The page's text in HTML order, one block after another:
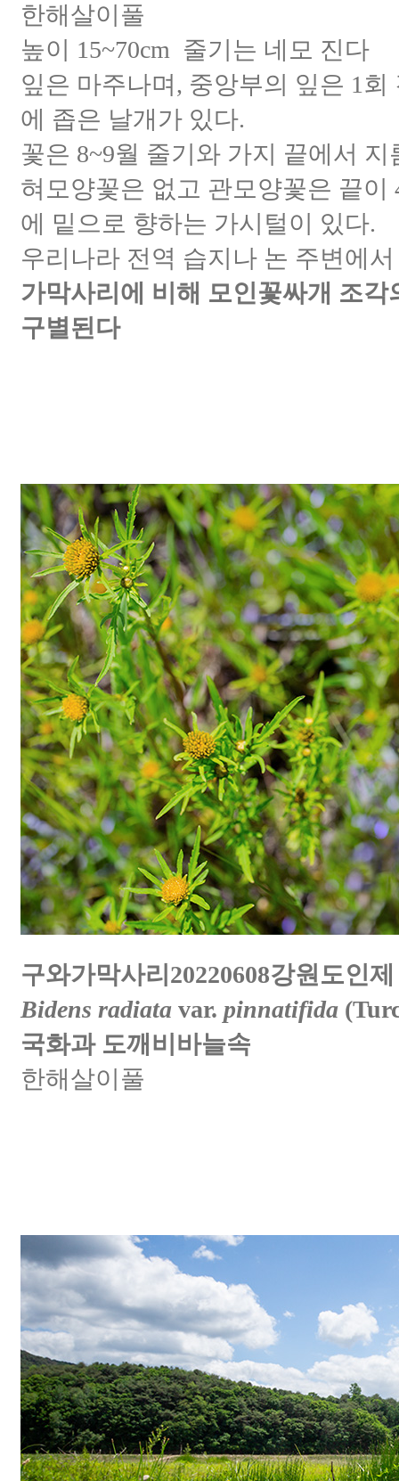
한해살이풀
높이 15~70cm 줄기는 네모 진다
잎은 마주나며, 중앙부의 잎은 1
에 좁은 날개가 있다.
꽃은 8~9월 줄기와 가지 끝에서
혀모양꽃은 없고 관모양꽃은 끝
에 밑으로 향하는 가시털이 있다.
우리나라 전역 습지나 논 주변에
가막사리에 비해 모인꽃싸개 조
구별된다
구와가막사리20220608강원도인제
Bidens radiata var. pinnatifida
국화과 도깨비바늘속
한해살이풀